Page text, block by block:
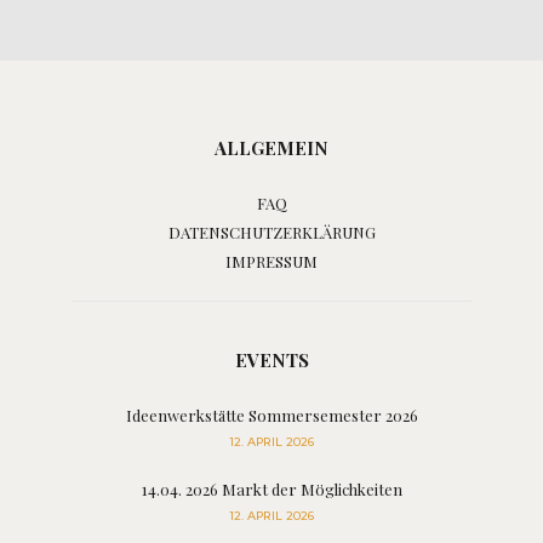
ALLGEMEIN
FAQ
DATENSCHUTZERKLÄRUNG
IMPRESSUM
EVENTS
Ideenwerkstätte Sommersemester 2026
12. APRIL 2026
14.04. 2026 Markt der Möglichkeiten
12. APRIL 2026